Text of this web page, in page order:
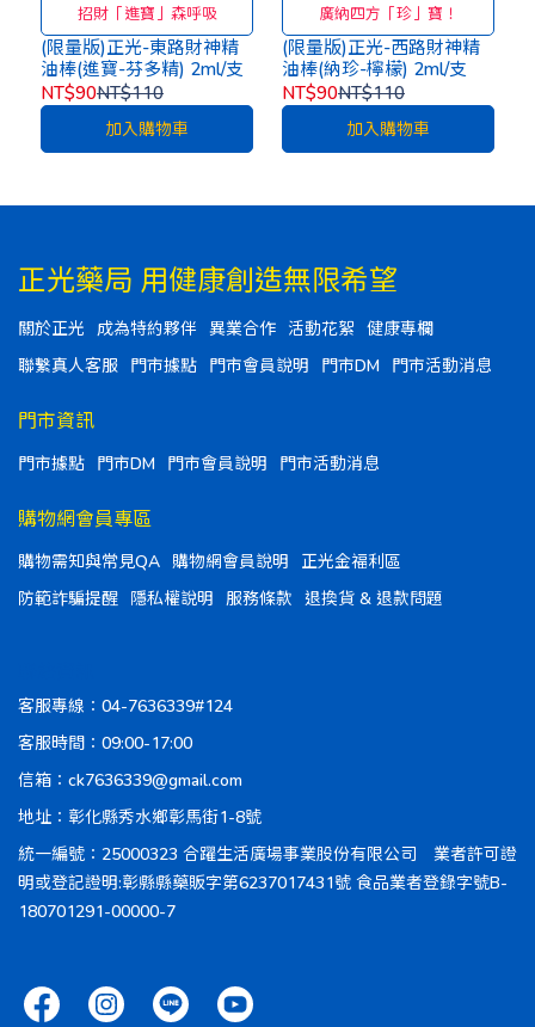
招財「進寶」森呼吸
(限量版)正光-東路財神精
油棒(進寶-芬多精) 2ml/支
NT$90NT$110
加入購物車
廣納四方「珍」寶！
(限量版)正光-西路財神精
油棒(納珍-檸檬) 2ml/支
NT$90NT$110
加入購物車
正光藥局 用健康創造無限希望
關於正光 成為特約夥伴 異業合作 活動花絮
健康專欄
聯繫真人客服
門市據點 門市會員說明 門市DM 門市活動消息
門市資訊
門市據點 門市DM 門市會員說明 門市活動消息
購物網會員專區
購物需知與常見QA 購物網會員說明
正光金福利區
防範詐騙提醒
隱私權說明 服務條款 退換貨 & 退款問題
客服專線：04-7636339#124
客服時間：09:00-17:00
信箱：ck7636339@gmail.com
地址：彰化縣秀水鄉彰馬街1-8號
統一編號：25000323 合躍生活廣場事業股份有限公司 業者許可證
明或登記證明:彰縣縣藥販字第6237017431號 食品業者登錄字號B-
180701291-00000-7